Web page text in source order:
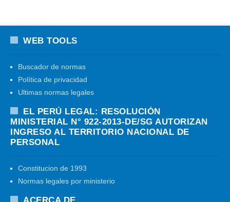
WEB TOOLS
Buscador de normas
Política de privacidad
Ultimas normas legales
EL PERÚ LEGAL: RESOLUCIÓN
MINISTERIAL N° 922-2013-DE/SG AUTORIZAN
INGRESO AL TERRITORIO NACIONAL DE
PERSONAL
Constitucion de 1993
Normas legales por ministerio